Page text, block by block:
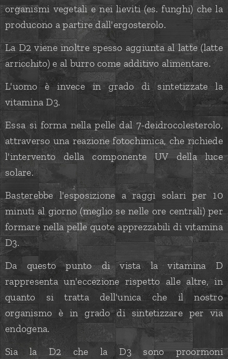
organismi vegetali e nei lieviti (es. funghi) che la
producono a partire dall'ergosterolo.
La D2 viene inoltre spesso aggiunta al latte (latte
arricchito) e al burro come additivo alimentare.
L'uomo è invece in grado di sintetizzate la
vitamina D3.
Essa si forma nella pelle dal 7-deidrocolesterolo,
attraverso una reazione fotochimica, che richiede
l'intervento della componente UV della luce
solare.
Basterebbe l'esposizione a raggi solari per 10
minuti al giorno (meglio se nelle ore centrali) per
formare nella pelle quote apprezzabili di vitamina
D3.
Da questo punto di vista la vitamina D
rappresenta un'eccezione rispetto alle altre, in
quanto si tratta dell'unica che il nostro
organismo è in grado di sintetizzare per via
endogena.
Sia la D2 che la D3 sono proormoni